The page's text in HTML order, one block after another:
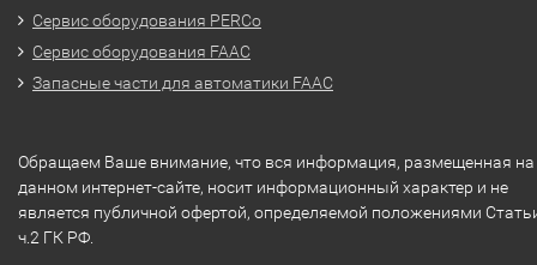
Сервис оборудования PERCo
Сервис оборудования FAAC
Запасные части для автоматики FAAC
Обращаем Ваше внимание, что вся информация, размещенная на
данном интернет-сайте, носит информационный характер и не
является публичной офертой, определяемой положениями
ч.2 ГК РФ.